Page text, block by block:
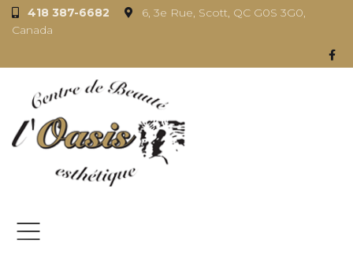
418 387-6682
6, 3e Rue, Scott, QC G0S 3G0,
Canada